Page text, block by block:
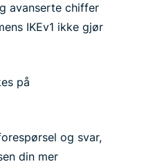
avanserte chiffer
IKEv1 ikke gjør
på
og svar,
din mer